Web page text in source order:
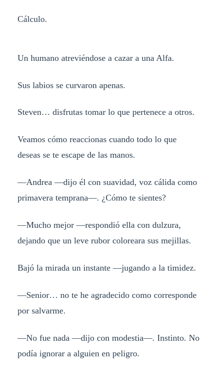
Cálculo.
Un humano atreviéndose a cazar a una Alfa.
Sus labios se curvaron apenas.
Steven… disfrutas tomar lo que pertenece a otros.
Veamos cómo reaccionas cuando todo lo que
deseas se te escape de las manos.
—Andrea —dijo él con suavidad, voz cálida como
primavera temprana—. ¿Cómo te sientes?
—Mucho mejor —respondió ella con dulzura,
dejando que un leve rubor coloreara sus mejillas.
Bajó la mirada un instante —jugando a la timidez.
—Senior… no te he agradecido como corresponde
por salvarme.
—No fue nada —dijo con modestia—. Instinto. No
podía ignorar a alguien en peligro.